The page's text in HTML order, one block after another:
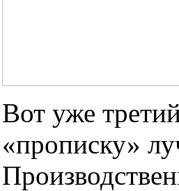
Вот уже
«прописку»